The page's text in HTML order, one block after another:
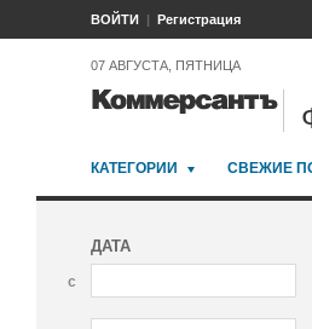
ВОЙТИ Регистрация
07 АВГУСТА, ПЯТНИЦА
КАТЕГОРИИ СВЕЖИЕ
ДАТА
с